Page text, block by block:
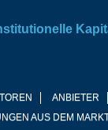
ANBIETER
AUS DEM